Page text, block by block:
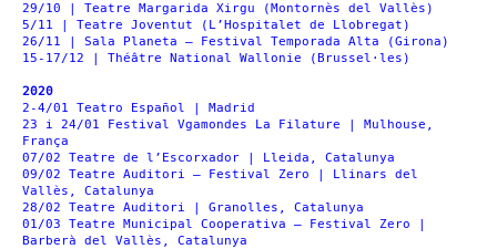
29/10 | Teatre Margarida Xirgu (Montornès del Vallès)
5/11 | Teatre Joventut (L’Hospitalet de Llobregat)
26/11 | Sala Planeta – Festival Temporada Alta (Girona)
15-17/12 | Théâtre National Wallonie (Brussel·les)
2020
2-4/01 Teatro Español | Madrid
23 i 24/01 Festival Vgamondes La Filature | Mulhouse,
França
07/02 Teatre de l’Escorxador | Lleida, Catalunya
09/02 Teatre Auditori – Festival Zero | Llinars del
Vallès, Catalunya
28/02 Teatre Auditori | Granolles, Catalunya
01/03 Teatre Municipal Cooperativa – Festival Zero |
Barberà del Vallès, Catalunya